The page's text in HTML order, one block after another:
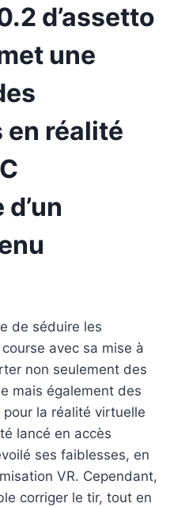
d’assetto
une
réalité
de séduire les
avec sa mise à
non seulement des
mais également des
la réalité virtuelle
lancé en accès
ses faiblesses, en
VR. Cependant,
corriger le tir, tout en